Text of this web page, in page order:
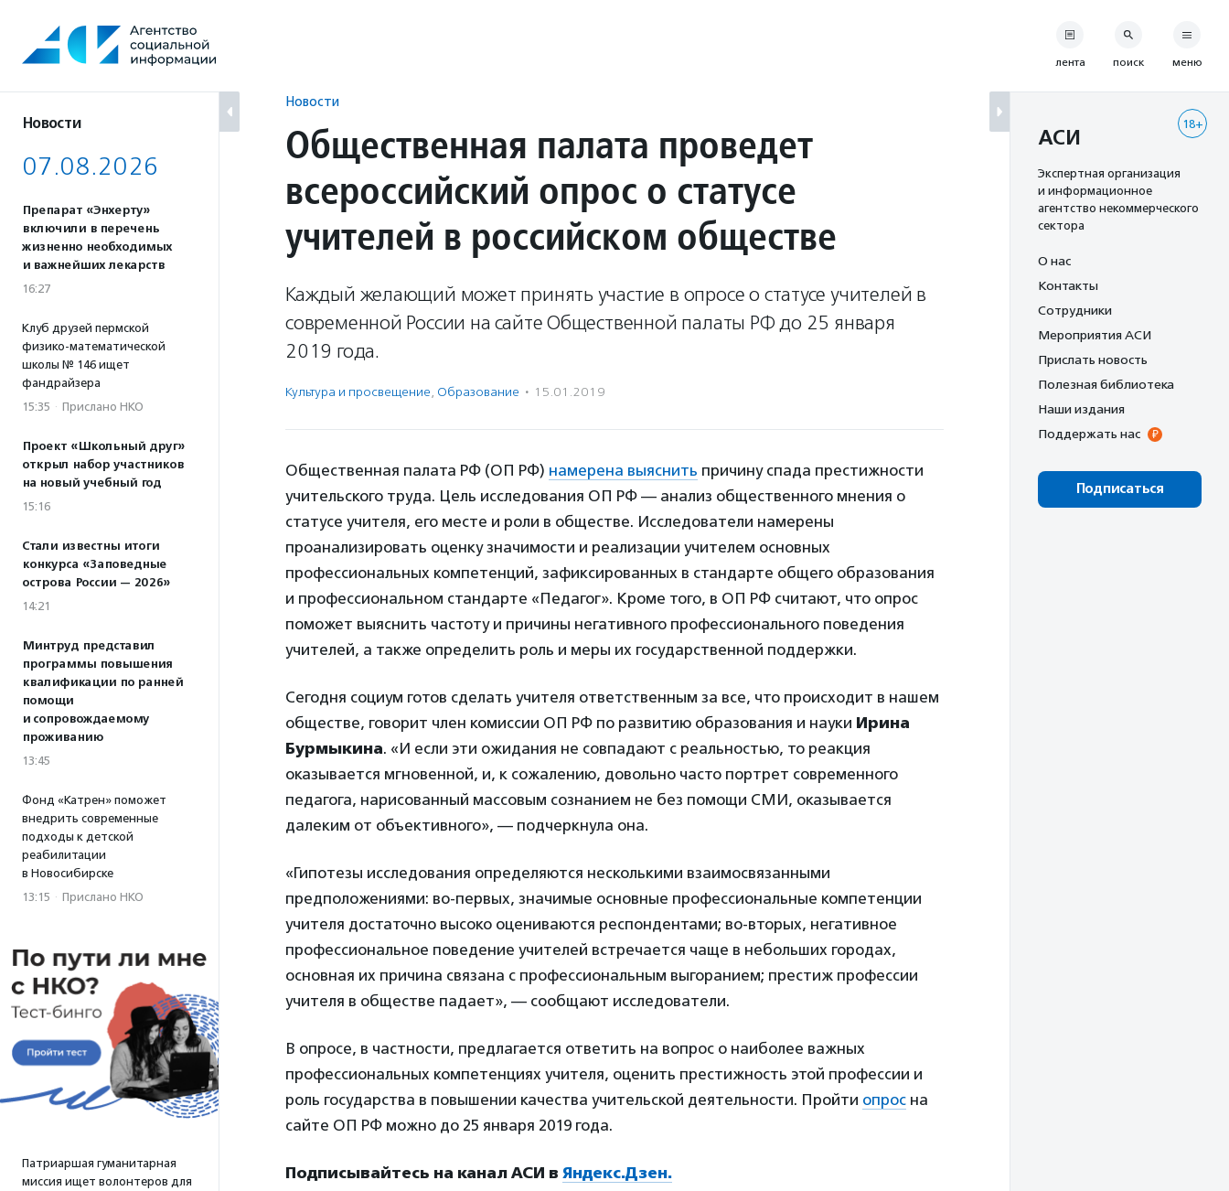
содержанию
Новости
07.08.2026
Препарат «Энхерту»
включили в перечень
жизненно необходимых
и важнейших лекарств
16:27
Клуб друзей пермской
физико-математической
школы № 146 ищет
фандрайзера
15:35 · Прислано НКО
Проект «Школьный друг»
открыл набор участников
на новый учебный год
15:16
Стали известны итоги
конкурса «Заповедные
острова России — 2026»
14:21
Минтруд представил
программы повышения
квалификации по ранней
помощи
и сопровождаемому
проживанию
13:45
Фонд «Катрен» поможет
внедрить современные
подходы к детской
реабилитации
в Новосибирске
13:15 · Прислано НКО
Патриаршая гуманитарная
миссия ищет волонтеров для
Новости
Общественная палата проведет
всероссийский опрос о статусе
учителей в российском обществе
Каждый желающий может принять участие в опросе о статусе учителей в
современной России на сайте Общественной палаты РФ до 25 января
2019 года.
Культура и просвещение, Образование · 15.01.2019
Общественная палата РФ (ОП РФ) намерена выяснить причину спада престижности
учительского труда. Цель исследования ОП РФ — анализ общественного мнения о
статусе учителя, его месте и роли в обществе. Исследователи намерены
проанализировать оценку значимости и реализации учителем основных
профессиональных компетенций, зафиксированных в стандарте общего образования
и профессиональном стандарте «Педагог». Кроме того, в ОП РФ считают, что опрос
поможет выяснить частоту и причины негативного профессионального поведения
учителей, а также определить роль и меры их государственной поддержки.
Сегодня социум готов сделать учителя ответственным за все, что происходит в нашем
обществе, говорит член комиссии ОП РФ по развитию образования и науки Ирина
Бурмыкина. «И если эти ожидания не совпадают с реальностью, то реакция
оказывается мгновенной, и, к сожалению, довольно часто портрет современного
педагога, нарисованный массовым сознанием не без помощи СМИ, оказывается
далеким от объективного», — подчеркнула она.
«Гипотезы исследования определяются несколькими взаимосвязанными
предположениями: во-первых, значимые основные профессиональные компетенции
учителя достаточно высоко оцениваются респондентами; во-вторых, негативное
профессиональное поведение учителей встречается чаще в небольших городах,
основная их причина связана с профессиональным выгоранием; престиж профессии
учителя в обществе падает», — сообщают исследователи.
В опросе, в частности, предлагается ответить на вопрос о наиболее важных
профессиональных компетенциях учителя, оценить престижность этой профессии и
роль государства в повышении качества учительской деятельности. Пройти опрос на
сайте ОП РФ можно до 25 января 2019 года.
Подписывайтесь на канал АСИ в Яндекс.Дзен.
лента поиск меню
18+
АСИ
Экспертная организация
и информационное
агентство некоммерческого
сектора
О нас
Контакты
Сотрудники
Мероприятия АСИ
Прислать новость
Полезная библиотека
Наши издания
Поддержать нас
Подписаться